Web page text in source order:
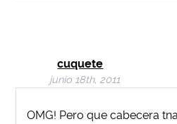
cuquete
junio 18th, 2011
OMG! Pero que cabecera